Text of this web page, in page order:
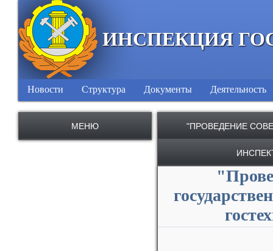
ИНСПЕКЦИЯ
Новости Структура Документы Деятельность
МЕНЮ "ПРОВЕДЕНИЕ